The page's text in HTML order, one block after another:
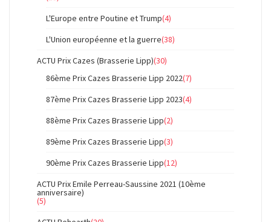
L'Europe entre Poutine et Trump(4)
L'Union européenne et la guerre(38)
ACTU Prix Cazes (Brasserie Lipp)(30)
86ème Prix Cazes Brasserie Lipp 2022(7)
87ème Prix Cazes Brasserie Lipp 2023(4)
88ème Prix Cazes Brasserie Lipp(2)
89ème Prix Cazes Brasserie Lipp(3)
90ème Prix Cazes Brasserie Lipp(12)
ACTU Prix Emile Perreau-Saussine 2021 (10ème
anniversaire)
(5)